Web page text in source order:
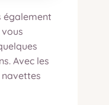
également
Avec les